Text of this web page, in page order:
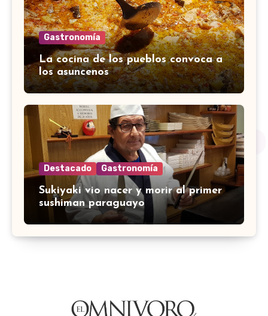
Gastronomía
La cocina de los pueblos convoca a
los asuncenos
Destacado Gastronomía
Sukiyaki vio nacer y morir al primer
sushiman paraguayo